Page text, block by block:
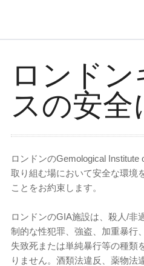
ロンド
スの安全
ロンドンのGemological Institute
取り組む場において安全な環境
ことをお約束します。
ロンドンのGIA施設は、殺人/非
制的な性犯罪、強盗、加重暴行
失致死または単純暴行等の種類
りません。酒類法違反、薬物法